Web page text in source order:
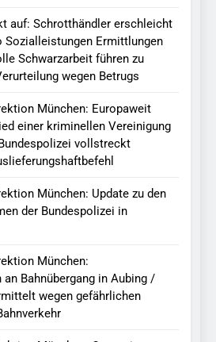
auf: Schrotthändler erschleicht
Sozialleistungen Ermittlungen
Schwarzarbeit führen zu
wegen Betrugs
München: Europaweit
einer kriminellen Vereinigung
vollstreckt
München: Update zu den
der Bundespolizei in
München:
Bahnübergang in Aubing /
wegen gefährlichen